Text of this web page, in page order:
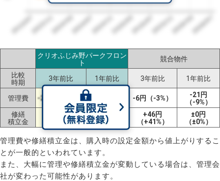
2023/072023/112024/032024/072024/112025/032025/072025/112026/032026/07
クリオふじみ野パークフロン
ト
競合物件
比較
時期
3年前比 1年前比 3年前比 1年前比
管理費 -24円（-12%）
（-1%）
-6円（-3%）
-21円
（-9%）
修繕
積立金
+82円
（+68%）
±0円
（±0%）
+46円
（+41%）
±0円
（±0%）
管理費や修繕積立金は、購入時の設定金額から値上がりするこ
とが一般的といわれています。
また、大幅に管理や修繕積立金が変動している場合は、管理会
社が変わった可能性があります。